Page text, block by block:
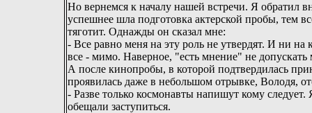
Но вернемся к началу нашей встречи. Я обратил
успешнее шла подготовка актерской пробы, тем
тяготит. Однажды он сказал мне:
- Все равно меня на эту роль не утвердят. И ни
все - мимо. Наверное, "есть мнение" не допускать
А после кинопробы, в которой подтвердилась
проявилась даже в небольшом отрывке, Володя,
- Разве только космонавты напишут кому
обещали заступиться.